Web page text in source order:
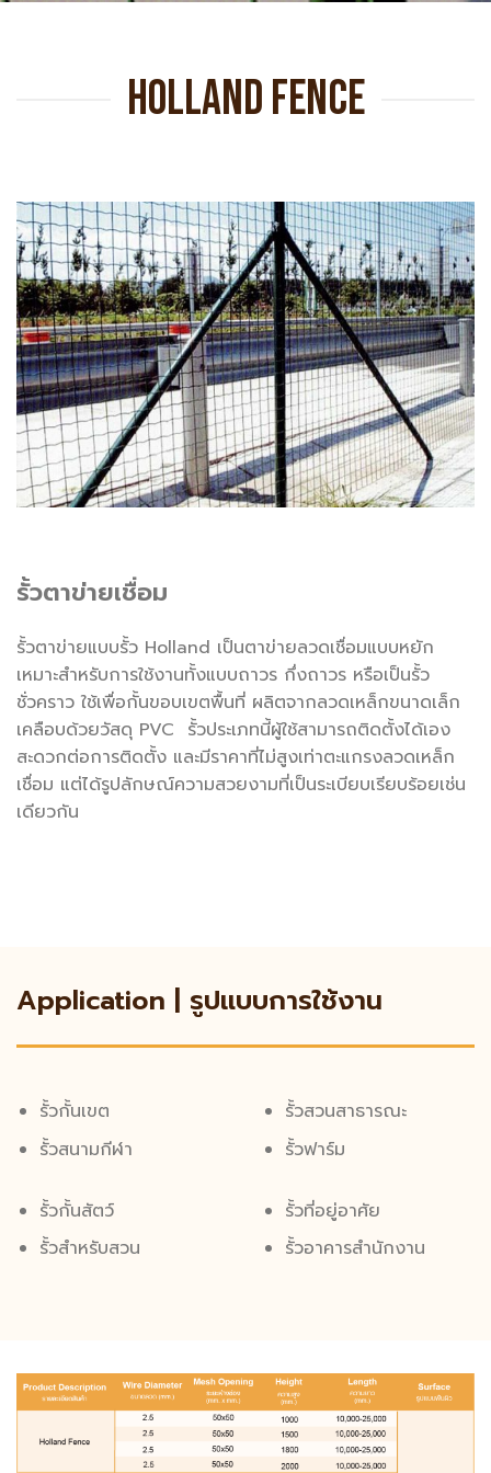
HOLLAND FENCE
รั้วตาข่ายเชื่อม
รั้วตาข่ายแบบรั้ว Holland เป็นตาข่ายลวดเชื่อมแบบหยัก
เหมาะสำหรับการใช้งานทั้งแบบถาวร กึ่งถาวร หรือเป็นรั้ว
ชั่วคราว ใช้เพื่อกั้นขอบเขตพื้นที่ ผลิตจากลวดเหล็กขนาดเล็ก
เคลือบด้วยวัสดุ PVC รั้วประเภทนี้ผู้ใช้สามารถติดตั้งได้เอง
สะดวกต่อการติดตั้ง และมีราคาที่ไม่สูงเท่าตะแกรงลวดเหล็ก
เชื่อม แต่ได้รูปลักษณ์ความสวยงามที่เป็นระเบียบเรียบร้อยเช่น
เดียวกัน
Application | รูปแบบการใช้งาน
รั้วกั้นเขต
รั้วสนามกีฬา
รั้วสวนสาธารณะ
รั้วฟาร์ม
รั้วกั้นสัตว์
รั้วสำหรับสวน
รั้วที่อยู่อาศัย
รั้วอาคารสำนักงาน